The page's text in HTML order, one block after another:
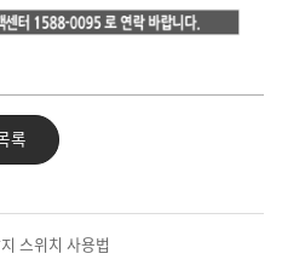
록
스위치 사용법